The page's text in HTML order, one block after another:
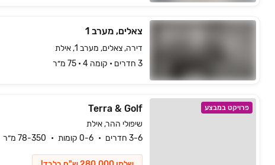
צאלים, מערב 1
דירה, צאלים, מערב 1, אילת
3 חדרים • קומה ‎4‏ • 75 מ״ר
פרויקט במבצע Terra & Golf
שיפולי ההר, אילת
3-6 חדרים
0-6 קומות 78-350 מ״ר